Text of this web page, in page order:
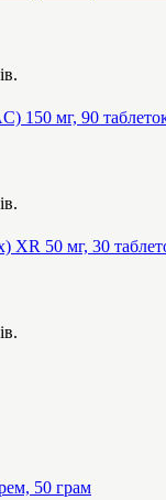
150 мг, 90
XR 50 мг, 30
50 грам